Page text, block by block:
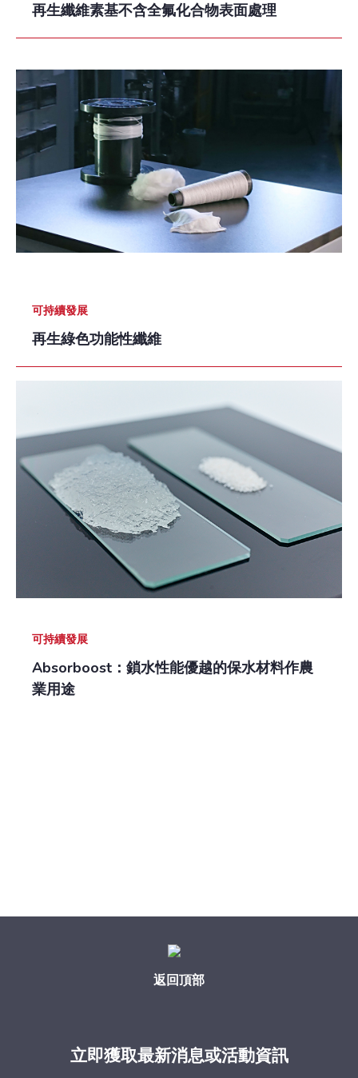
再生纖維素基不含全氟化合物表面處理
可持續發展
再生綠色功能性纖維
可持續發展
Absorboost：鎖水性能優越的保水材料作農
業用途
返回頂部
立即獲取最新消息或活動資訊